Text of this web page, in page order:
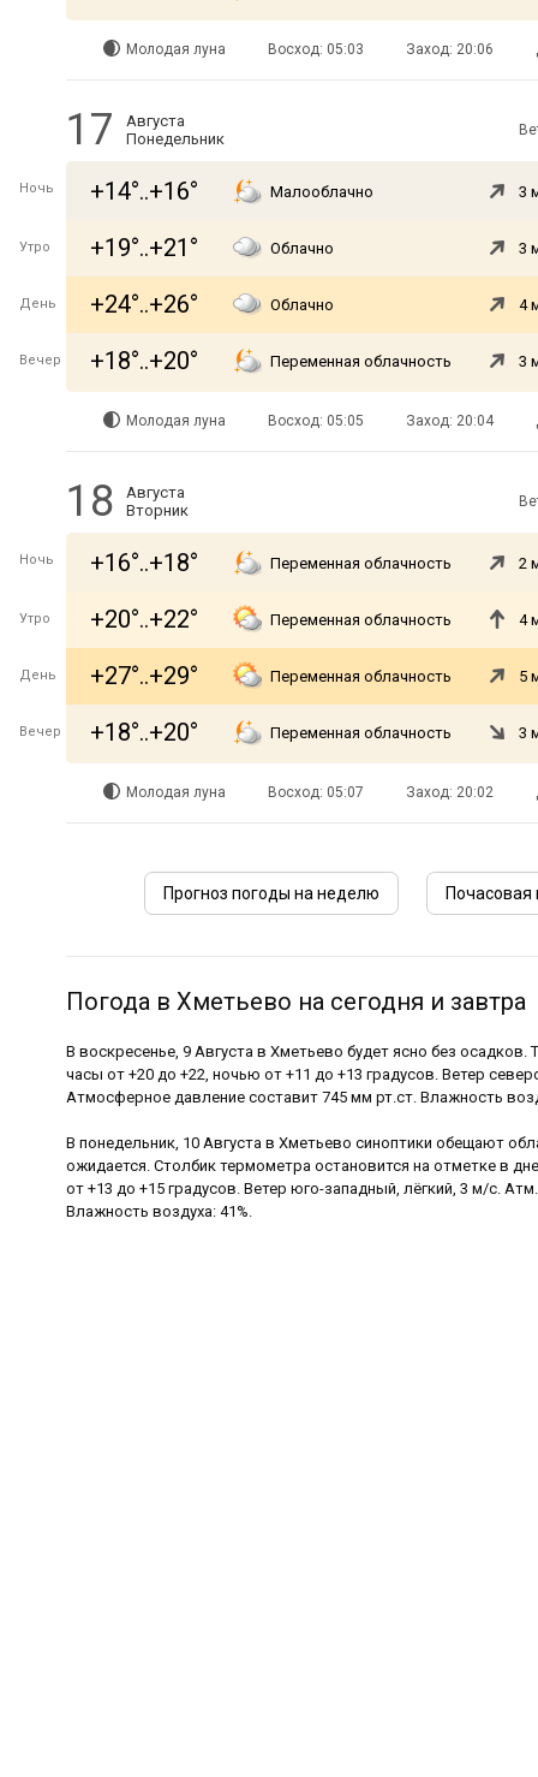
Молодая луна Восход: 05:03 Заход: 20:06
17
Августа
Понедельник
Ночь +14°..+16° Малооблачно 3
Утро +19°..+21° Облачно 3
День +24°..+26° Облачно 4
Вечер +18°..+20° Переменная облачность 3
Молодая луна Восход: 05:05 Заход: 20:04
18
Августа
Вторник
Ночь +16°..+18° Переменная облачность 2
Утро +20°..+22° Переменная облачность 4
День +27°..+29° Переменная облачность 5
Вечер +18°..+20° Переменная облачность 3
Молодая луна Восход: 05:07 Заход: 20:02
Прогноз погоды на неделю Почасовая
Погода в Хметьево на сегодня и завтра
В воскресенье, 9 Августа в Хметьево будет ясно без осадков.
часы от +20 до +22, ночью от +11 до +13 градусов. Ветер
Атмосферное давление составит 745 мм рт.ст. Влажность
В понедельник, 10 Августа в Хметьево синоптики обещают
ожидается. Столбик термометра остановится на отметке в
от +13 до +15 градусов. Ветер юго-западный, лёгкий, 3 м/с.
Влажность воздуха: 41%.